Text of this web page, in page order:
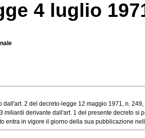
4 luglio
2 del decreto-legge 12 maggio 1971, n.
derivante dall'art. 1 del presente decreto si
in vigore il giorno della sua pubblicazione